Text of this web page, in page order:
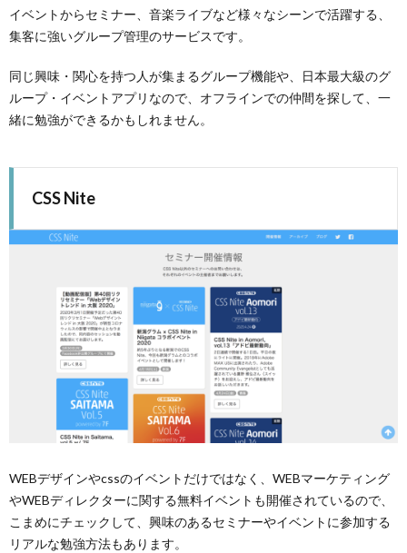
イベントからセミナー、音楽ライブなど様々なシーンで活躍する、
集客に強いグループ管理のサービスです。
同じ興味・関心を持つ人が集まるグループ機能や、日本最大級のグ
ループ・イベントアプリなので、オフラインでの仲間を探して、一
緒に勉強ができるかもしれません。
CSS Nite
WEBデザインやcssのイベントだけではなく、WEBマーケティング
やWEBディレクターに関する無料イベントも開催されているので、
こまめにチェックして、興味のあるセミナーやイベントに参加する
リアルな勉強方法もあります。